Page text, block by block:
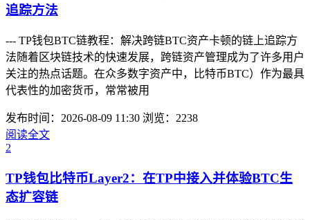
追踪方法
--- TP钱包BTC链教程：解决跨链BTC资产卡顿的链上追踪方
法随着区块链技术的快速发展，跨链资产管理成为了许多用户
关注的热点话题。在众多数字资产中，比特币BTC）作为最具
代表性的加密货币，常常被用
发布时间：2026-08-09 11:30 浏览：2238
阅读全文
2
TP钱包比特币Layer2：在TP中接入并体验BTC生
态扩容链